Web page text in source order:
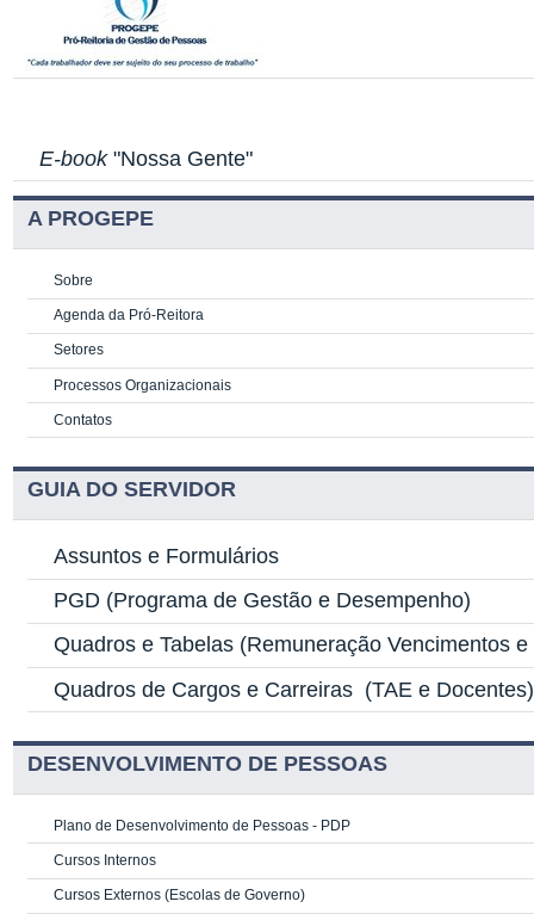
E-book"Nossa Gente"
A PROGEPE
Sobre
Agenda da Pró-Reitora
Setores
Processos Organizacionais
Contatos
GUIA DO SERVIDOR
Assuntos e Formulários
PGD (Programa de Gestão e Desempenho)
Quadros e Tabelas (Remuneração Vencimentos
Quadros de Cargos e Carreiras (TAE e Docentes)
DESENVOLVIMENTO DE PESSOAS
Plano de Desenvolvimento de Pessoas - PDP
Cursos Internos
Cursos Externos (Escolas de Governo)